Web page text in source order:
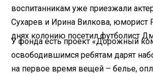
воспитанникам уже приезжали
Сухарев и Ирина Вилкова, юморист
днях колонию посетил футболист
У фонда есть проект «Дорожный
освободившимся ребятам дарят
на первое время вещей – белье,